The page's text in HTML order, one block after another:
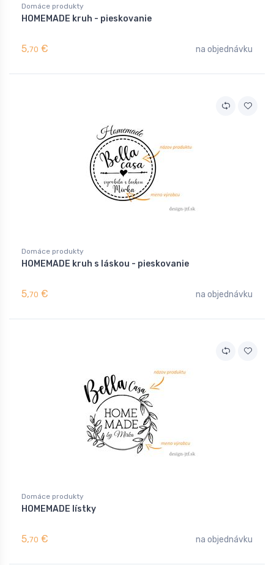
Domáce produkty
HOMEMADE kruh - pieskovanie
5,70 € na objednávku
Domáce produkty
HOMEMADE kruh s láskou - pieskovanie
5,70 € na objednávku
Domáce produkty
HOMEMADE lístky
5,70 € na objednávku